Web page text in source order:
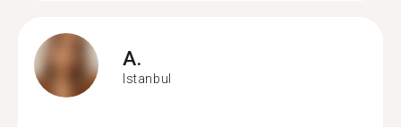
A.
Istanbul